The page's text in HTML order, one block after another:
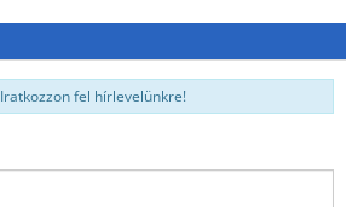
Iratkozzon fel hírlevelünkre!